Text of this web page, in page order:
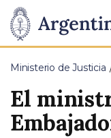
Presidencia
de
la
Nación
Pasar al
Ministerio de Justicia
El